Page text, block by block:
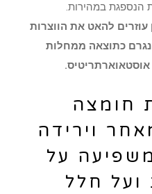
הנספגת במהירות.
עוזרים להאט את הווצרות
כתוצאה ממחלות
חומצה
וירידה
על
ועל חלל